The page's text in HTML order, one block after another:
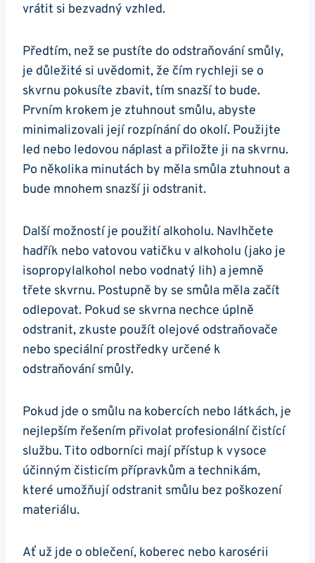
vrátit si bezvadný vzhled.
Předtím, než se pustíte do odstraňování smůly,
je důležité si uvědomit, že čím rychleji se o
skvrnu pokusíte zbavit, tím snazší to bude.
Prvním krokem je ztuhnout smůlu, abyste
minimalizovali její rozpínání do okolí. Použijte
led nebo ledovou náplast a přiložte ji na skvrnu.
Po několika minutách by měla smůla ztuhnout a
bude mnohem snazší ji odstranit.
Další možností je použití alkoholu. Navlhčete
hadřík nebo vatovou vatičku v alkoholu (jako je
isopropylalkohol nebo vodnatý lih) a jemně
třete skvrnu. Postupně by se smůla měla začít
odlepovat. Pokud se skvrna nechce úplně
odstranit, zkuste použít olejové odstraňovače
nebo speciální prostředky určené k
odstraňování smůly.
Pokud jde o smůlu na kobercích nebo látkách, je
nejlepším řešením přivolat profesionální čistící
službu. Tito odborníci mají přístup k vysoce
účinným čisticím přípravkům a technikám,
které umožňují odstranit smůlu bez poškození
materiálu.
Ať už jde o oblečení, koberec nebo karosérii